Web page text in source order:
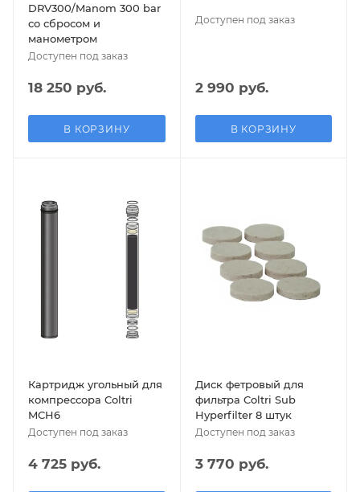
DRV300/Manom 300 bar
со сбросом и
манометром
Доступен под заказ
18 250 руб.
В КОРЗИНУ
Доступен под заказ
2 990 руб.
В КОРЗИНУ
Картридж угольный для
компрессора Coltri
MCH6
Доступен под заказ
4 725 руб.
Диск фетровый для
фильтра Coltri Sub
Hyperfilter 8 штук
Доступен под заказ
3 770 руб.